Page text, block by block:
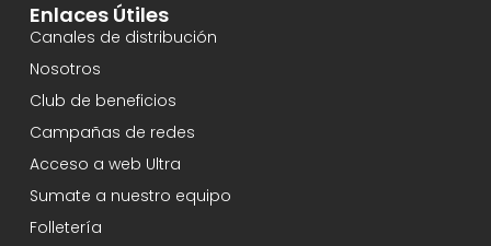
Enlaces Útiles
Canales de distribución
Nosotros
Club de beneficios
Campañas de redes
Acceso a web Ultra
Sumate a nuestro equipo
Folletería